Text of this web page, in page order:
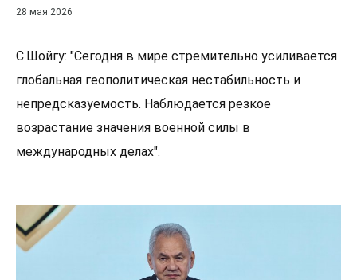
28 мая 2026
С.Шойгу: "Сегодня в мире стремительно усиливается
глобальная геополитическая нестабильность и
непредсказуемость. Наблюдается резкое
возрастание значения военной силы в
международных делах".